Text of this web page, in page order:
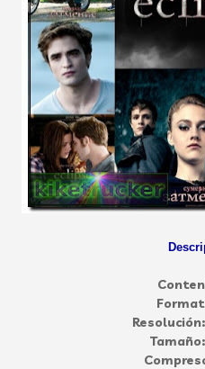
Resolución:
Tamaño: